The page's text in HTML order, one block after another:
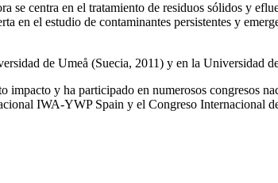
se centra en el tratamiento de residuos sólidos y
en el estudio de contaminantes persistentes y
de Umeå (Suecia, 2011) y en la Universidad
impacto y ha participado en numerosos congresos
IWA‑YWP Spain y el Congreso Internacional